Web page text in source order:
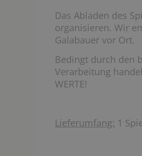
Das Abladen des
organisieren. Wir
Galabauer vor Ort.
Bedingt durch den
Verarbeitung
WERTE!
Lieferumfang: 1